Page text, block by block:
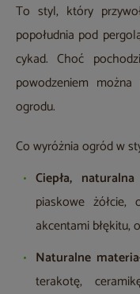
To styl, który
popołudnia pod
cykad. Choć
powodzeniem
ogrodu.
Co wyróżnia ogród w
Ciepła,
piaskowe żółcie,
akcentami błękitu,
Naturalne
terakotę,